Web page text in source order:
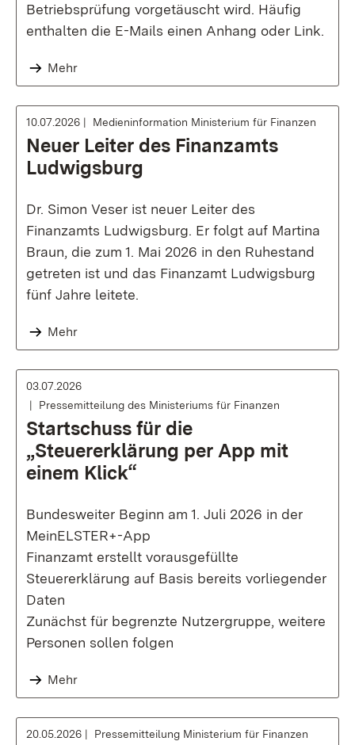
Betriebsprüfung vorgetäuscht wird. Häufig
enthalten die E-Mails einen Anhang oder Link.
Mehr
10.07.2026 Medieninformation Ministerium für Finanzen
Neuer Leiter des Finanzamts
Ludwigsburg
Dr. Simon Veser ist neuer Leiter des
Finanzamts Ludwigsburg. Er folgt auf Martina
Braun, die zum 1. Mai 2026 in den Ruhestand
getreten ist und das Finanzamt Ludwigsburg
fünf Jahre leitete.
Mehr
03.07.2026
Pressemitteilung des Ministeriums für Finanzen
Startschuss für die
„Steuererklärung per App mit
einem Klick“
Bundesweiter Beginn am 1. Juli 2026 in der
MeinELSTER+-App
Finanzamt erstellt vorausgefüllte
Steuererklärung auf Basis bereits vorliegender
Daten
Zunächst für begrenzte Nutzergruppe, weitere
Personen sollen folgen
Mehr
20.05.2026 Pressemitteilung Ministerium für Finanzen